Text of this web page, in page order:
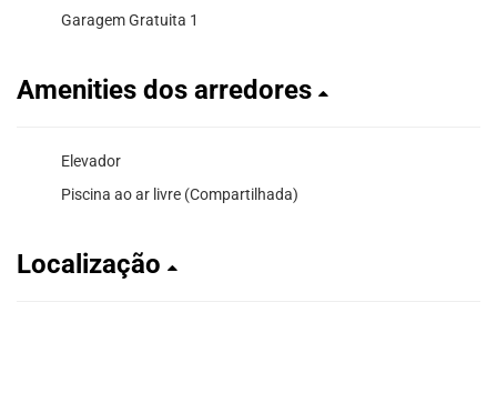
Garagem Gratuita 1
Amenities dos arredores
Elevador
Piscina ao ar livre (Compartilhada)
Localização